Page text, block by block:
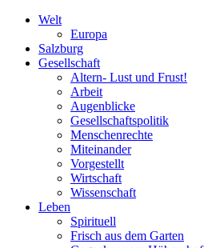
Welt
Europa
Salzburg
Gesellschaft
Altern- Lust und Frust!
Arbeit
Augenblicke
Gesellschaftspolitik
Menschenrechte
Miteinander
Vorgestellt
Wirtschaft
Wissenschaft
Leben
Spirituell
Frisch aus dem Garten